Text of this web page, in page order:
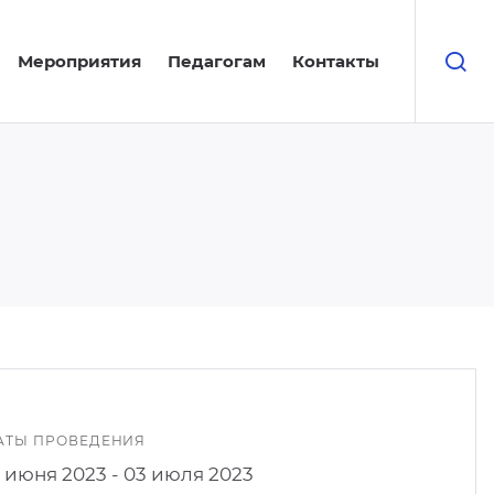
Мероприятия Педагогам Контакты
ПРОВЕДЕНИЯ
июня 2023 - 03 июля 2023